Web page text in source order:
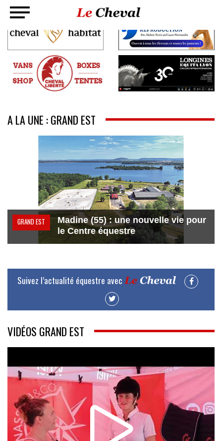
A LA UNE : GRAND EST
GRAND EST
Madine (55) : une nouvelle vie pour
le Centre équestre
Suivez l’actualité équestre avec
VIDÉOS GRAND EST